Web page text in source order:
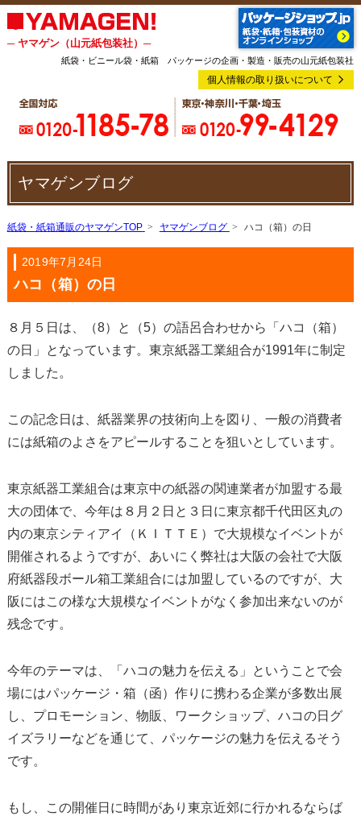
─ ヤマゲン（山元紙包装社）─
紙袋・ビニール袋・紙箱 パッケージの企画・製造・販売の山元紙包装社
個人情報の取り扱いについて
ヤマゲンブログ
紙袋・紙箱通販のヤマゲンTOP ヤマゲンブログ ハコ（箱）の日
2019年7月24日
ハコ（箱）の日
８月５日は、（8）と（5）の語呂合わせから「ハコ（箱）
の日」となっています。東京紙器工業組合が1991年に制定
しました。
この記念日は、紙器業界の技術向上を図り、一般の消費者
には紙箱のよさをアピールすることを狙いとしています。
東京紙器工業組合は東京中の紙器の関連業者が加盟する最
大の団体で、今年は８月２日と３日に東京都千代田区丸の
内の東京シティアイ（ＫＩＴＴＥ）で大規模なイベントが
開催されるようですが、あいにく弊社は大阪の会社で大阪
府紙器段ボール箱工業組合には加盟しているのですが、大
阪にはこの様な大規模なイベントがなく参加出来ないのが
残念です。
今年のテーマは、「ハコの魅力を伝える」ということで会
場にはパッケージ・箱（函）作りに携わる企業が多数出展
し、プロモーション、物販、ワークショップ、ハコの日グ
イズラリーなどを通じて、パッケージの魅力を伝えるそう
です。
もし、この開催日に時間があり東京近郊に行かれるならば